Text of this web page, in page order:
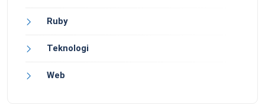
Ruby
Teknologi
Web